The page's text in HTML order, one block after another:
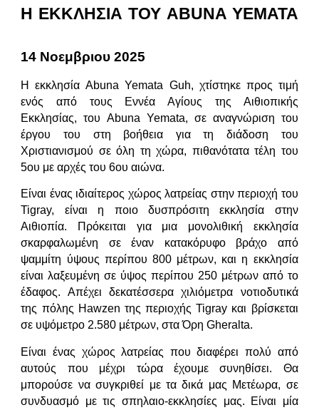
Η ΕΚΚΛΗΣΙΑ ΤΟΥ ABUNA YEMATA
14 Νοεμβριου 2025
Η εκκλησία Abuna Yemata Guh, χτίστηκε προς τιμή
ενός από τους Εννέα Αγίους της Αιθιοπικής
Εκκλησίας, του Abuna Yemata, σε αναγνώριση του
έργου του στη βοήθεια για τη διάδοση του
Χριστιανισμού σε όλη τη χώρα, πιθανότατα τέλη του
5ου με αρχές του 6ου αιώνα.
Είναι ένας ιδιαίτερος χώρος λατρείας στην περιοχή του
Tigray, είναι η ποιο δυσπρόσιτη εκκλησία στην
Αιθιοπία. Πρόκειται για μια μονολιθική εκκλησία
σκαρφαλωμένη σε έναν κατακόρυφο βράχο από
ψαμμίτη ύψους περίπου 800 μέτρων, και η εκκλησία
είναι λαξευμένη σε ύψος περίπου 250 μέτρων από το
έδαφος. Απέχει δεκατέσσερα χιλιόμετρα νοτιοδυτικά
της πόλης Hawzen της περιοχής Tigray και βρίσκεται
σε υψόμετρο 2.580 μέτρων, στα Όρη Gheralta.
Είναι ένας χώρος λατρείας που διαφέρει πολύ από
αυτούς που μέχρι τώρα έχουμε συνηθίσει. Θα
μπορούσε να συγκριθεί με τα δικά μας Μετέωρα, σε
συνδυασμό με τις σπηλαιο-εκκλησίες μας. Είναι μία